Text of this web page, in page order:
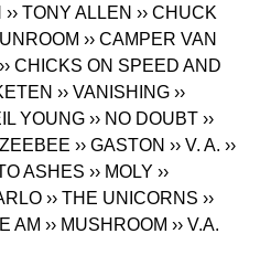
›› TONY ALLEN ›› CHUCK
›› CAMPER VAN
›› CHICKS ON SPEED AND
›› VANISHING ››
YOUNG ›› NO DOUBT ››
›› GASTON ›› V. A. ››
ASHES ›› MOLY ››
›› THE UNICORNS ››
AM ›› MUSHROOM ›› V.A.